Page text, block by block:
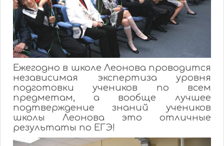
Ежегодно в школе Леонова проводится
независимая экспертиза уровня
подготовки учеников по всем
предметам, а вообще лучшее
подтверждение знаний учеников
школы Леонова это отличные
результаты по ЕГЭ!